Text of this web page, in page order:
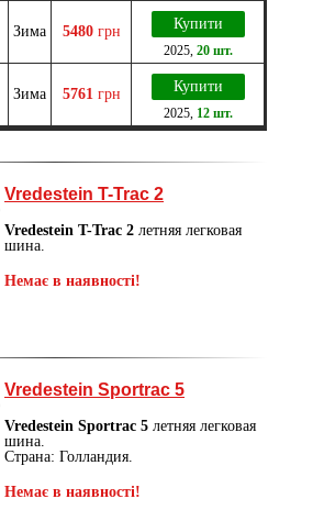
Зима 5480 грн Купити
2025, 20 шт.
Зима 5761 грн Купити
2025, 12 шт.
Vredestein T-Trac 2
Vredestein T-Trac 2 летняя легковая
шина.
Немає в наявності!
Vredestein Sportrac 5
Vredestein Sportrac 5 летняя легковая
шина.
Страна: Голландия.
Немає в наявності!